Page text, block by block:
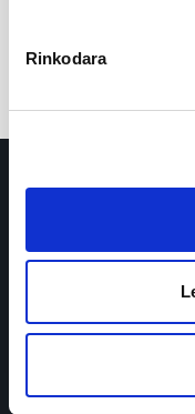
Rinkodara
Prenumeruokite